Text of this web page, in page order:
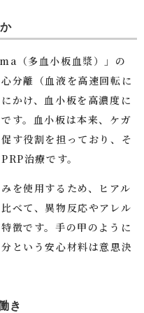
（多血小板血漿）」の
分離（血液を高速回転に
かけ、血小板を高濃度に
す。血小板は本来、ケガ
す役割を担っており、そ
治療です。
を使用するため、ヒアル
べて、異物反応やアレル
徴です。手の甲のように
という安心材料は意思決
き